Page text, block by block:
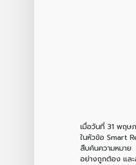
เมื่อวันที่ 31 พฤษ
ในหัวข้อ Smart
สืบค้นความหมาย
อย่างถูกต้อง และ